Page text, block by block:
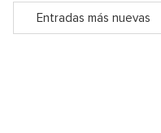
Entradas más nuevas